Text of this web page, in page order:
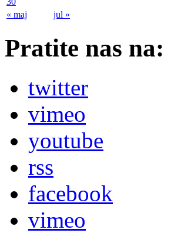
« maj jul »
Pratite nas na:
twitter
vimeo
youtube
rss
facebook
vimeo